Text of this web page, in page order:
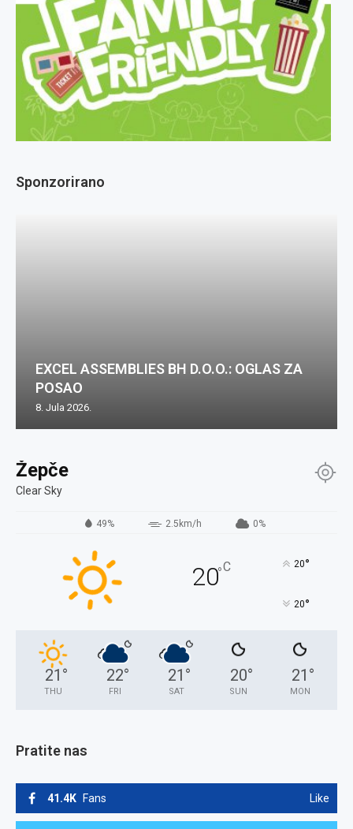
Žepče
Clear Sky
49% 2.5km/h 0%
20°C 20°
20°
21 °
THU
22°
FRI
21 °
SAT
20°
SUN
21 °
MON
Pratite nas
41.4K Fans Like
Sponzorirano
EXCEL ASSEMBLIES BH D.O.O.: OGLAS ZA
POSAO
8. Jula 2026.